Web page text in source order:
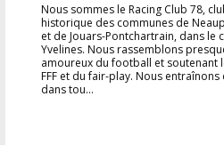
Nous sommes le Racing Club 78,
historique des communes de
et de Jouars-Pontchartrain, dans le
Yvelines. Nous rassemblons
amoureux du football et soutenant
FFF et du fair-play. Nous
dans tou...